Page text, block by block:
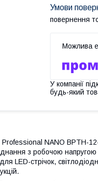
повернення
У компанії
будь-який
NANO BPTH-
з робочою
LED-стрічок,